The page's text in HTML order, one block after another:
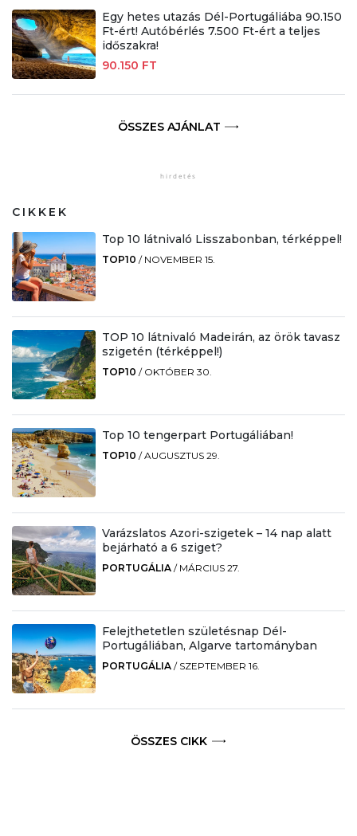
Egy hetes utazás Dél-Portugáliába 90.150
Ft-ért! Autóbérlés 7.500 Ft-ért a teljes
időszakra!
90.150 FT
ÖSSZES AJÁNLAT
CIKKEK
Top 10 látnivaló Lisszabonban, térképpel!
TOP10 / NOVEMBER 15.
TOP 10 látnivaló Madeirán, az örök tavasz
szigetén (térképpel!)
TOP10 / OKTÓBER 30.
Top 10 tengerpart Portugáliában!
TOP10 /AUGUSZTUS 29.
Varázslatos Azori-szigetek – 14 nap alatt
bejárható a 6 sziget?
PORTUGÁLIA / MÁRCIUS 27.
Felejthetetlen születésnap Dél-
Portugáliában, Algarve tartományban
PORTUGÁLIA / SZEPTEMBER 16.
ÖSSZES CIKK